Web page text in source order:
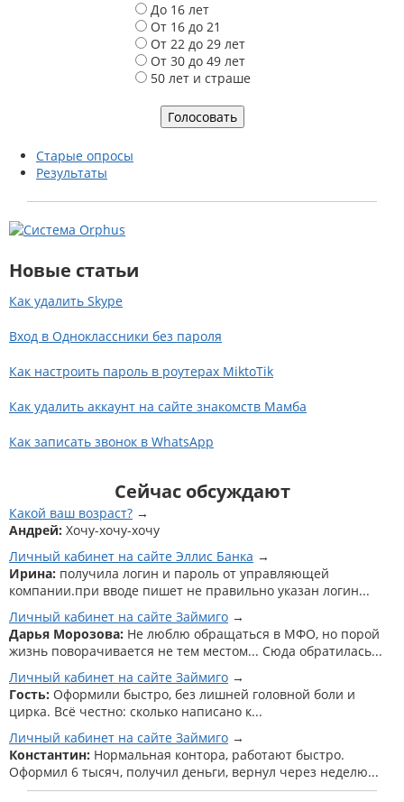
В
а
р
и
а
До 16 лет
От 16 до 21
От 22 до 29 лет
От 30 до 49 лет
50 лет и страше
Старые опросы
Результаты
Новые статьи
Как удалить Skype
Вход в Одноклассники без пароля
Как настроить пароль в роутерах MiktoTik
Как удалить аккаунт на сайте знакомств Мамба
Как записать звонок в WhatsApp
Сейчас обсуждают
Какой ваш возраст?
Андрей: Хочу-хочу-хочу
Личный кабинет на сайте Эллис Банка
Ирина: получила логин и пароль от управляющей
компании.при вводе пишет не правильно указан логин...
Личный кабинет на сайте Займиго
Дарья Морозова: Не люблю обращаться в МФО, но порой
жизнь поворачивается не тем местом... Сюда обратилась...
Личный кабинет на сайте Займиго
Гость: Оформили быстро, без лишней головной боли и
цирка. Всё честно: сколько написано к...
Личный кабинет на сайте Займиго
Константин: Нормальная контора, работают быстро.
Оформил 6 тысяч, получил деньги, вернул через неделю...